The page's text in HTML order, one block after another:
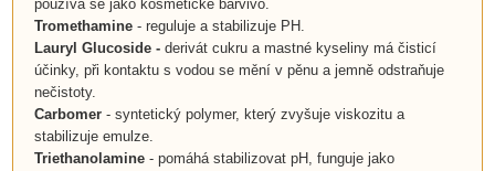
používá se jako kosmetické barvivo.
Tromethamine- reguluje a stabilizuje PH.
Lauryl Glucoside - derivát cukru a mastné kyseliny má čisticí
účinky, při kontaktu s vodou se mění v pěnu a jemně odstraňuje
nečistoty.
Carbomer - syntetický polymer, který zvyšuje viskozitu a
stabilizuje emulze.
Triethanolamine- pomáhá stabilizovat pH, funguje jako